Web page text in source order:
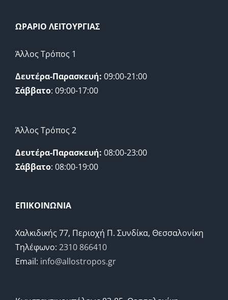
ΩΡΑΡΙΟ ΛΕΙΤΟΥΡΓΙΑΣ
Άλλος Τρόπος 1
Δευτέρα-Παρασκευή: 09:00-21:00
Σάββατο: 09:00-17:00
Άλλος Τρόπος 2
Δευτέρα-Παρασκευή: 08:00-23:00
Σάββατο: 08:00-19:00
ΕΠΙΚΟΙΝΩΝΙΑ
Χαλκιδικής 77, Περιοχή Π. Συνδίκα, Θεσσαλονίκη
Τηλέφωνο: 2310 866410
Email: info@allostropos.gr